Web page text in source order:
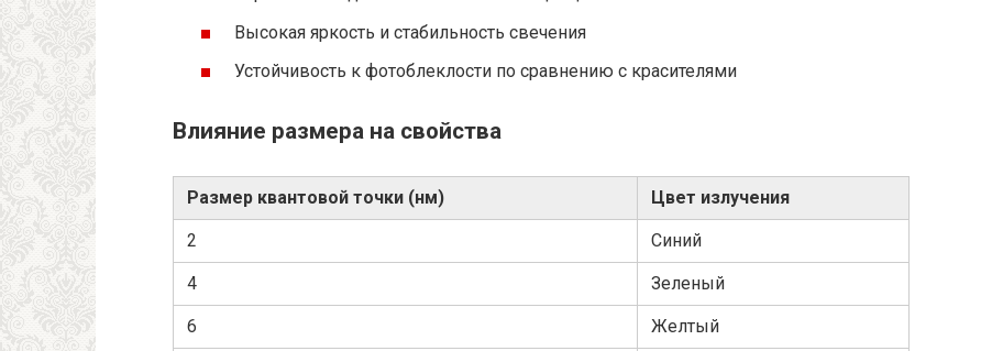
Высокая яркость и стабильность свечения
Устойчивость к фотоблеклости по сравнению с красителями
Влияние размера на свойства
Размер квантовой точки (нм) Цвет излучения
2 Синий
4 Зеленый
6 Желтый